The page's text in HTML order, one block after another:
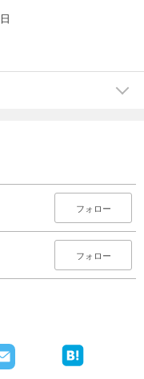
フォロー
フォロー